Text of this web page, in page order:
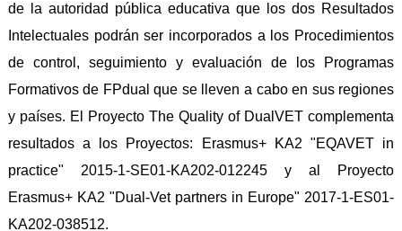
de la autoridad pública educativa que los dos Resultados
Intelectuales podrán ser incorporados a los Procedimientos
de control, seguimiento y evaluación de los Programas
Formativos de FPdual que se lleven a cabo en sus regiones
y países. El Proyecto The Quality of DualVET complementa
resultados a los Proyectos: Erasmus+ KA2 "EQAVET in
practice" 2015-1-SE01-KA202-012245 y al Proyecto
Erasmus+ KA2 "Dual-Vet partners in Europe" 2017-1-ES01-
KA202-038512.